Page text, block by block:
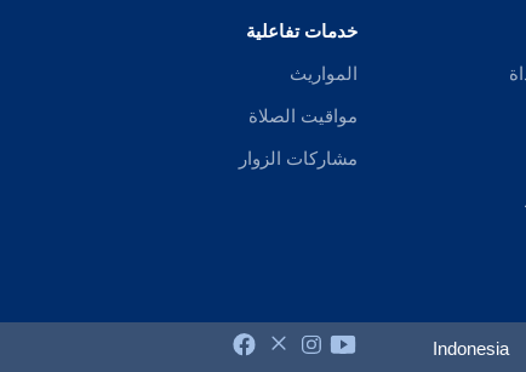
خدمات تفاعلية
المواريث
مواقيت الصلاة
مشاركات الزوار
Indonesia